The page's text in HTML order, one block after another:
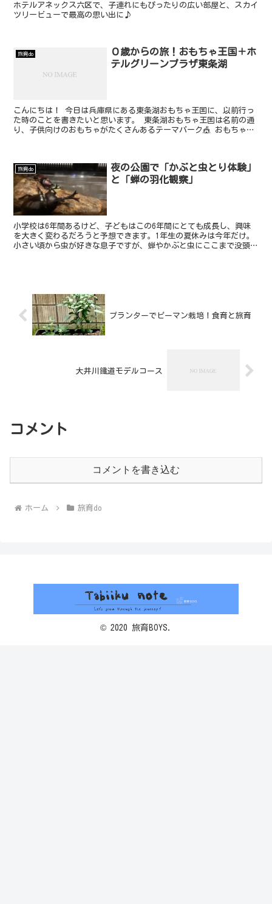
ホテルアネックス六区で、子連れにもぴったりの広い部屋と、スカイ
ツリービューで最高の思い出に♪
旅育do
０歳からの旅！おもちゃ王国＋ホ
テルグリーンプラザ東条湖
こんにちは！ 今日は兵庫県にある東条湖おもちゃ王国に、以前行っ
た時のことを書きたいと思います。 東条湖おもちゃ王国は名前の通
り、子供向けのおもちゃがたくさんあるテーマパーク🎪 おもちゃ王
旅育do
夜の公園で「かぶと虫とり体験」
と「蝉の羽化観察」
小学校は6年間あるけど、子どもはこの6年間にとても成長し、興味
を大きく変わるだろうと予想できます。1年生の夏休みは今年だけ。
小さい頃から虫が好きな息子ですが、蝉やかぶと虫にここまで没頭で
プランターでピーマン栽培！食育と旅育
大井川鐵道モデルコース
コメント
コメントを書き込む
ホーム 旅育do
© 2020 旅育BOYS.